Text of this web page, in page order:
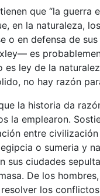
que “la guerra
en la naturaleza,
o en defensa de
es
ley de la
no hay razón
la historia da
la emplearon.
entre
o sumeria y
ciudades
De los
los